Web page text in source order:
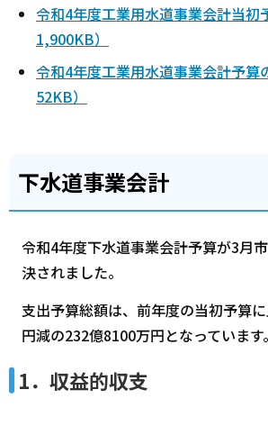
令和4年度工業用水道事業会計当初
1,900KB）
令和4年度工業用水道事業会計予算
52KB）
下水道事業会計
令和4年度下水道事業会計予算が3月
決されました。
支出予算総額は、前年度の当初予算
円減の232億8100万円となっています。
1．収益的収支